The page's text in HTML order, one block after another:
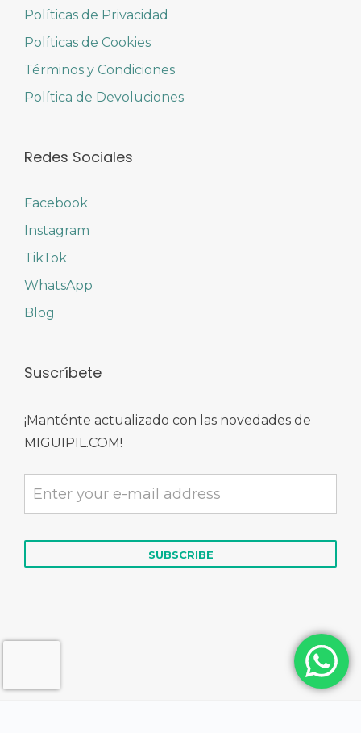
Políticas de Privacidad
Políticas de Cookies
Términos y Condiciones
Política de Devoluciones
Redes Sociales
Facebook
Instagram
TikTok
WhatsApp
Blog
Suscríbete
¡Manténte actualizado con las novedades de
MIGUIPIL.COM!